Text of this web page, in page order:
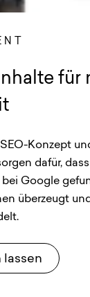
für
Konzept
dafür,
Google
überzeugt
lassen